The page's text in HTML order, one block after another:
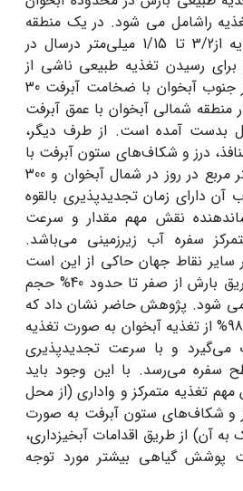
تغذیه راشامل می شود. در یک منطقه
752کیلومتر مربعی تغذیه از3/2 تا 1/15 میلی‌متر درسال در
برای رسیدن تغذیه طبیعی ناشی از
بارش به سطح سفره در جنوب آبخوان با ضخامت آبرفت 30
سال، ودر منطقه شمالی آبخوان با عمق آبرفت
حدود 11000 سال بدست آمده است. از طرف دیگر،
درز و شکاف‌های ستون آبرفت با
قابلیت آبگذری 2500 متر مربع در روز در شمال آبخوان و 300
آن دارای زمان تجدیدپذیری بالقوه
نقش مهم مقدار و سرعت
سفره آب زیرزمینی می‌باشد.
سایر نقاط جهان حاکی از این است
که تغذیه مستقیم از طریق بارش از صفر تا حدود 40% حجم
شود. پژوهش حاضر نشان داد که
در این منطقه نزدیک به98% از تغذیه آبخوان به صورت تغذیه
می‌گیرد و با سرعت تجدیدپذیری
می‌رسد. با این وجود باید
تغذیه متمرکز و واداری (از محل
و شکاف‌های ستون آبرفت به صورت
به آن) از طریق اقدامات آبخیزداری،
گیاهی بیشتر مورد توجه